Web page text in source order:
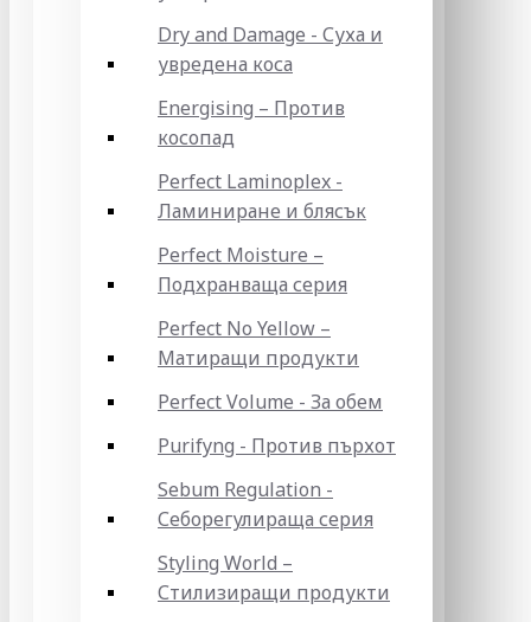
Dry and Damage - Суха и
увредена коса
Energising – Против
косопад
Perfect Laminoplex -
Ламиниране и блясък
Perfect Moisture –
Подхранваща серия
Perfect No Yellow –
Матиращи продукти
Perfect Volume - За обем
Purifyng - Против пърхот
Sebum Regulation -
Себорегулираща серия
Styling World –
Стилизиращи продукти